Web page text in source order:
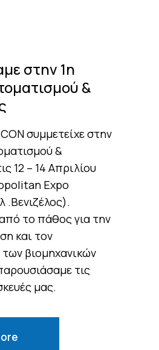
στην 1η
&
συμμετείχε στην
&
12 – 14 Απριλίου
Expo
.Βενιζέλος).
το πάθος για την
και τον
βιομηχανικών
τις
μας.